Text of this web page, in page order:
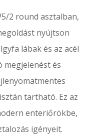
2 round asztalban,
nyújtson
lábak és az acél
megjelenést és
tartható. Ez az
enteriőrökbe,
igényeit.